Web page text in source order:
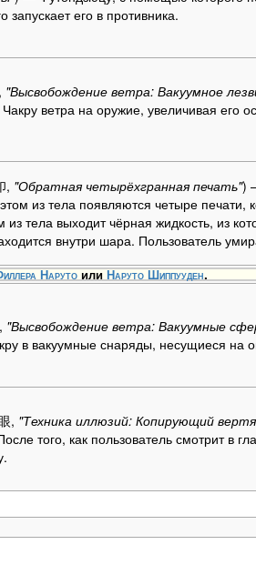
его в противника.
"Высвобождение ветра: Вакуумное
ветра на оружие, увеличивая его
, "Обратная четырёхгранная печать")
из тела появляются четыре печати,
тела выходит чёрная жидкость, из
внутри шара. Пользователь
НарутоилиНаруто Шиппууден.
"Высвобождение ветра: Вакуумные
в вакуумные снаряды, несущиеся на
, "Техника иллюзий: Копирующий
того, как пользователь смотрит в